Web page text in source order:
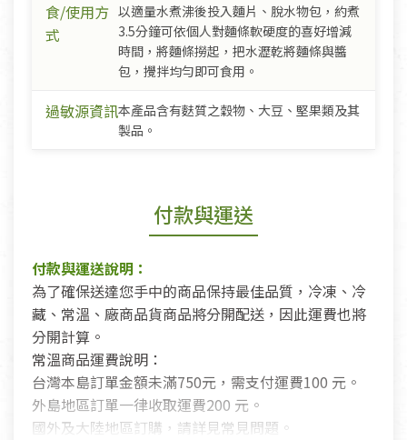
食/使用方
式
以適量水煮沸後投入麵片、脫水物包，約煮
3.5分鐘可依個人對麵條軟硬度的喜好增減
時間，將麵條撈起，把水瀝乾將麵條與醬
包，攪拌均勻即可食用。
過敏源資訊本產品含有麩質之穀物、大豆、堅果類及其
製品。
付款與運送
付款與運送說明：
為了確保送達您手中的商品保持最佳品質，冷凍、冷
藏、常溫、廠商品貨商品將分開配送，因此運費也將
分開計算。
常溫商品運費說明：
台灣本島訂單金額未滿750元，需支付運費100 元。
外島地區訂單一律收取運費200 元。
國外及大陸地區訂購，請詳見常見問題。